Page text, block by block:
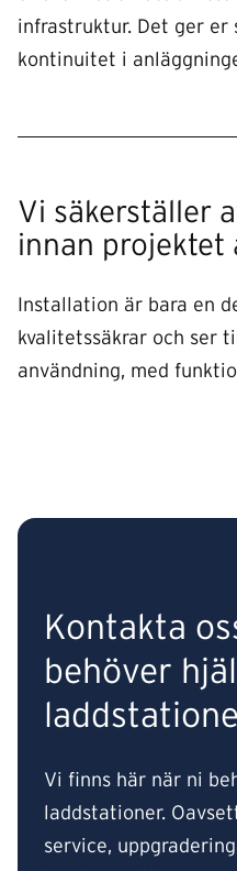
infrastruktur. Det ger er
kontinuitet i
Vi säkerställer
innan projektet
Installation är bara en
kvalitetssäkrar och ser
användning, med
Kontakta
behöver
Vi finns här när ni
laddstationer.
service,